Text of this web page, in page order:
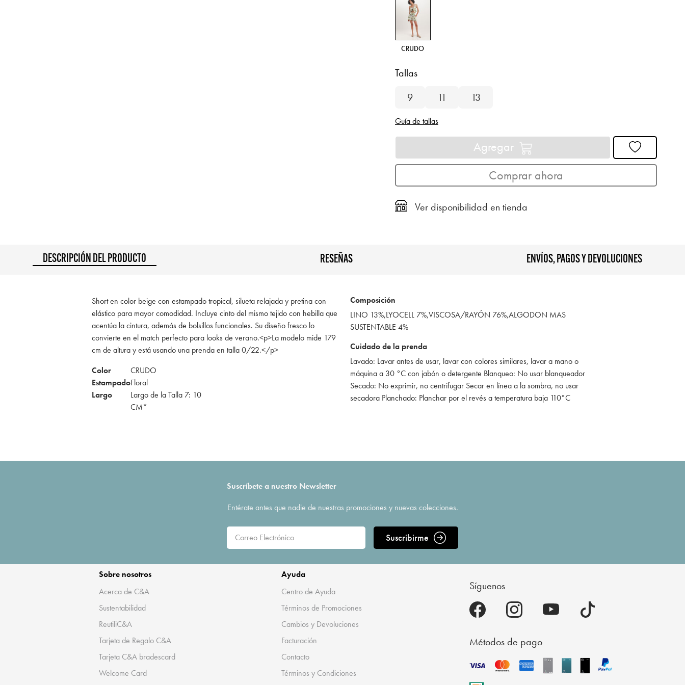
CRUDO
Tallas
9
11 13
Guía de tallas
Agregar
Comprar ahora
Ver disponibilidad en tienda
DESCRIPCIÓN DEL PRODUCTO RESEÑAS ENVÍOS, PAGOS Y DEVOLUCIONES
Short en color beige con estampado tropical, silueta relajada y pretina con
elástico para mayor comodidad. Incluye cinto del mismo tejido con hebilla que
acentúa la cintura, además de bolsillos funcionales. Su diseño fresco lo
convierte en el match perfecto para looks de verano.<p>La modelo mide 179
cm de altura y está usando una prenda en talla 0/22.</p>
Color
CRUDO
EstampadoFloral
Largo
Largo de la Talla 7: 10
CM*
Composición
LINO 13%,LYOCELL 7%,VISCOSA/RAYÓN 76%,ALGODON MAS
SUSTENTABLE 4%
Cuidado de la prenda
Lavado: Lavar antes de usar, lavar con colores similares, lavar a mano o
máquina a 30 °C con jabón o detergente Blanqueo: No usar blanqueador
Secado: No exprimir, no centrifugar Secar en línea a la sombra, no usar
secadora Planchado: Planchar por el revés a temperatura baja 110°C
Suscríbete a nuestro Newsletter
Entérate antes que nadie de nuestras promociones y nuevas colecciones.
Suscribirme
Sobre nosotros
Acerca de C&A
Sustentabilidad
ReutiliC&A
Tarjeta de Regalo C&A
Tarjeta C&A bradescard
Welcome Card
Ayuda
Centro de Ayuda
Términos de Promociones
Cambios y Devoluciones
Facturación
Contacto
Términos y Condiciones
Síguenos
Métodos de pago